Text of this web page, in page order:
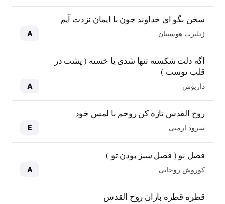
سخن بگو ای خداوند چون با ایمان نزدت آیم
ژیلبرت هوسپیان A
اگه دلت شکسته تنها شدی یا خسته ( پشت در
قلب توست )
داریوش A
روح القدس تازه کن روحم با لمس خود
سرود ارمنی E
فصل نو ( فصل سبز بودن تو )
کوروش روحانی A
قطره قطره باران روح القدس